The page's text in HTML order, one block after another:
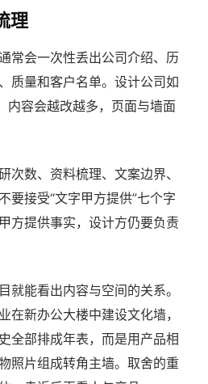
理
常会一次性丢出公司介绍、历
质量和客户名单。设计公司如
内容会越改越多，页面与墙面
次数、资料梳理、文案边界、
要接受“文字甲方提供”七个字
方提供事实，设计方仍要负责
就能看出内容与空间的关系。
在新办公大楼中建设文化墙，
全部排成年表，而是用产品相
照片组成转角主墙。取舍的重